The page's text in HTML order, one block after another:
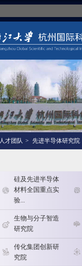
人才团队 > 先进半导体研究院
硅及先进半导体
材料全国重点实
验...
生物与分子智造
研究院
传化集团创新研
究院